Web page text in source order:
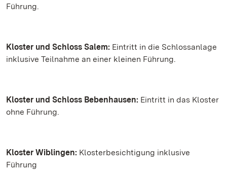
Führung.
Kloster und Schloss Salem: Eintritt in die Schlossanlage
inklusive Teilnahme an einer kleinen Führung.
Kloster und Schloss Bebenhausen: Eintritt in das Kloster
ohne Führung.
Kloster Wiblingen: Klosterbesichtigung inklusive
Führung